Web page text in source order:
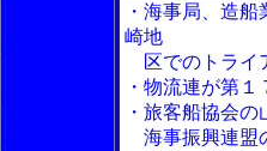
・海事局、造
崎地
区でのトライ
・物流連が第
・旅客船協会
海事振興連盟